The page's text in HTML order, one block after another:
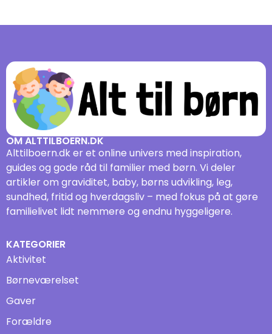
OM ALTTILBOERN.DK
Alttilboern.dk er et online univers med inspiration,
guides og gode råd til familier med børn. Vi deler
artikler om graviditet, baby, børns udvikling, leg,
sundhed, fritid og hverdagsliv – med fokus på at gøre
familielivet lidt nemmere og endnu hyggeligere.
KATEGORIER
Aktivitet
Børneværelset
Gaver
Forældre